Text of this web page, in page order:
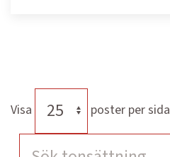
Visa poster per sida